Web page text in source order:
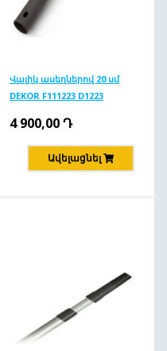
Վալիկ ասեղներով 20 սմ
DEKOR F111223 D1223
4 900,00Դ
Ավելացնել